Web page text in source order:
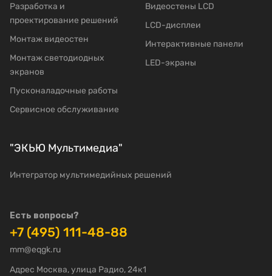
Разработка и
проектирование решений
Mонтаж видеостен
Moнтаж светодиодных
экранов
Пусконаладочные работы
Сервисное обслуживание
Видеостены LCD
LCD-дисплеи
Интерактивные панели
LED-экраны
"ЭКЬЮ Мультимедиа"
Интегратор мультимедийных решений
Есть вопросы?
+7 (495) 111-48-88
mm@eqgk.ru
Адрес Москва, улица Радио, 24к1